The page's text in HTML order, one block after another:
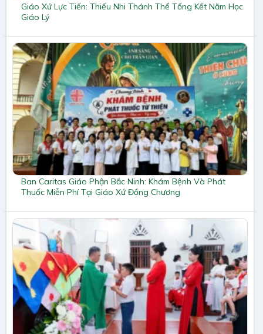
Giáo Xứ Lực Tiến: Thiếu Nhi Thánh Thể Tổng Kết Năm Học
Giáo Lý
Ban Caritas Giáo Phận Bắc Ninh: Khám Bệnh Và Phát
Thuốc Miễn Phí Tại Giáo Xứ Đồng Chương